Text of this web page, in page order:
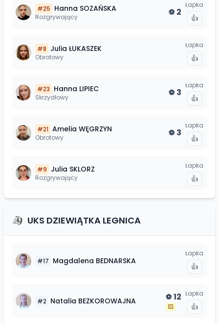
#25 Hanna SOZAŃSKA
Rozgrywający ⚽ 2
Łapka
👍
#8 Julia ŁUKASZEK
Obrotowy
Łapka
👍
#23 Hanna LIPIEC
Skrzydłowy ⚽ 3
Łapka
👍
#21 Amelia WĘGRZYN
Obrotowy ⚽ 3
Łapka
👍
#9 Julia SKLORZ
Rozgrywający
Łapka
👍
UKS DZIEWIĄTKA LEGNICA
#17 Magdalena BEDNARSKA
Łapka
👍
#2 Natalia BEZKOROWAJNA ⚽ 12
🟨
Łapka
👍